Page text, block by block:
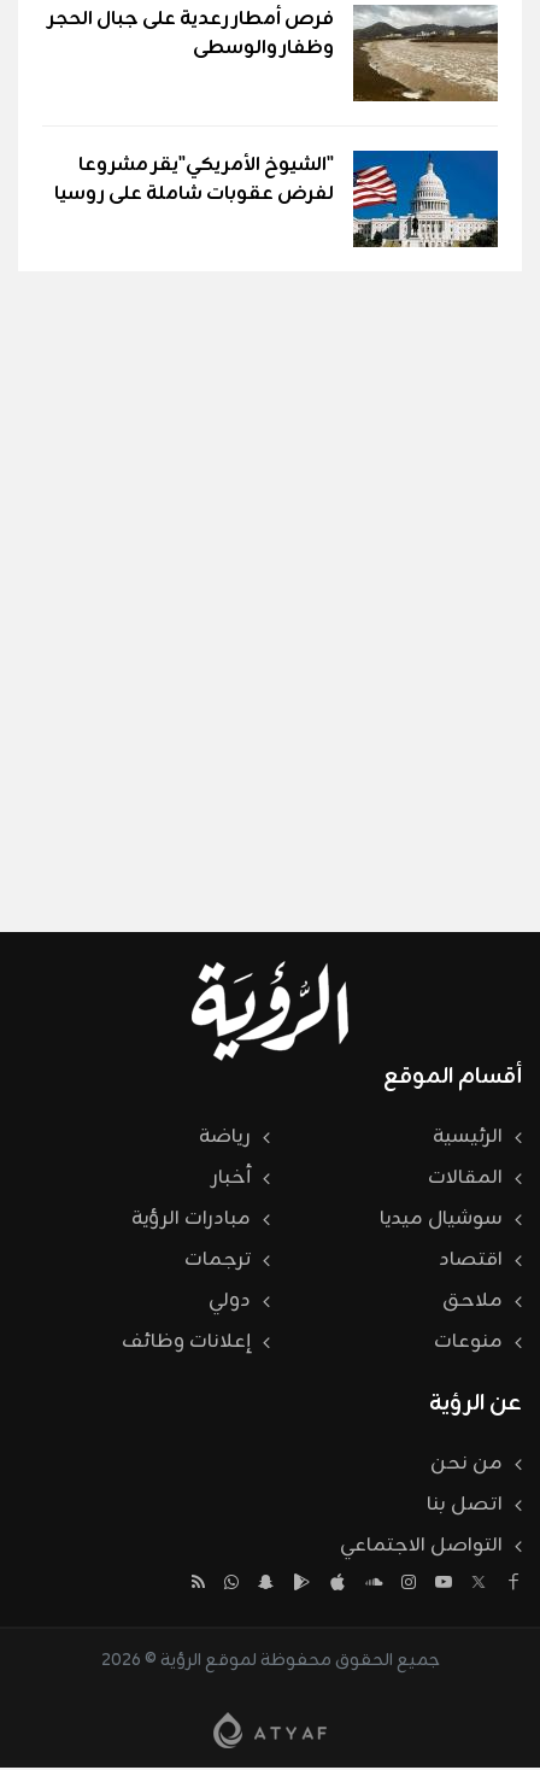
فرص أمطار رعدية على جبال الحجر
وظفار والوسطى
"الشيوخ الأمريكي"يقر مشروعا
لفرض عقوبات شاملة على روسيا
أقسام الموقع
الرئيسية
رياضة
المقالات
أخبار
سوشيال ميديا
مبادرات الرؤية
اقتصاد
ترجمات
ملاحق
دولي
منوعات
إعلانات وظائف
عن الرؤية
من نحن
اتصل بنا
التواصل الاجتماعي
جميع الحقوق محفوظة لموقع الرؤية © 2026